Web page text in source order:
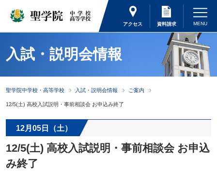
アクセス 資料請求
入試・説明会情報
聖学院中学校・高等学校 入試・説明会情報 ご案内
12/5(土) 高校入試説明・事前相談会 お申込み終了
12月05日（土）
12/5(土) 高校入試説明・事前相談会 お申込
み終了